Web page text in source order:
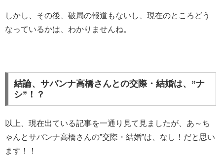
しかし、その後、破局の報道もないし、現在のところどう
なっているかは、わかりませんね。
結論、サバンナ高橋さんとの交際・結婚は、”ナ
シ”！？
以上、現在出ている記事を一通り見て見ましたが、あ～ち
ゃんとサバンナ高橋さんの”交際・結婚”は、なし！だと思い
ます！！